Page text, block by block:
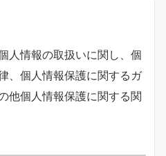
人情報の取扱いに関し、個
、個人情報保護に関するガ
他個人情報保護に関する関